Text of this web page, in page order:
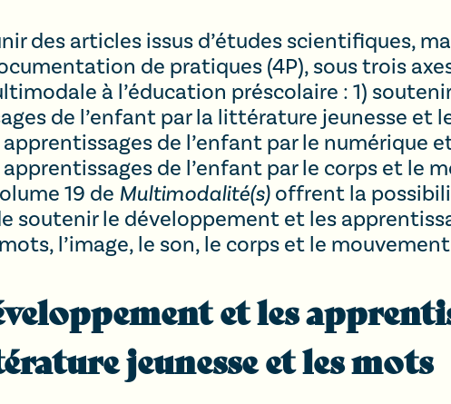
des articles issus d’études scientifiques,
de pratiques (4P), sous trois
à l’éducation préscolaire : 1)
de l’enfant par la littérature jeunesse et
de l’enfant par le numérique
de l’enfant par le corps et le
19 de Multimodalité(s) offrent la
soutenir le développement et les
l’image, le son, le corps et le
et les
jeunesse et les mots